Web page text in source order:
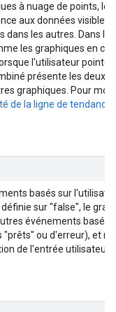
à nuage de points,
aux données visibles:
les autres. Dans
les graphiques en
l'utilisateur pointe
présente les deux
graphiques. Pour
de la ligne de tendance
basés sur
sur "false", le
événements basés
"prêts" ou d'erreur), et
de l'entrée utilisateur.